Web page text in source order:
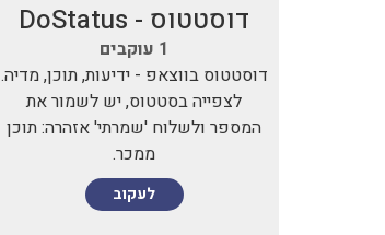
דוסטטוס - DoStatus
1 עוקבים
דוסטטוס בווצאפ - ידיעות, תוכן, מדיה.
לצפייה בסטטוס, יש לשמור את
המספר ולשלוח 'שמרתי' אזהרה: תוכן
ממכר.
לעקוב